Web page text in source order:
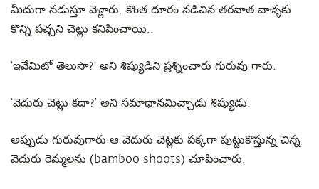
మీదుగా నడుస్తూ వెళ్లారు. కొంత దూరం నడిచిన తరవాత వాళ్ళకు
కొన్ని పచ్చని చెట్లు కనిపించాయి..
‘ఇవేమిటో తెలుసా?’ అని శిష్యుడిని ప్రశ్నించారు గురువు గారు.
‘వెదురు చెట్లు కదా?’ అని సమాధానమిచ్చాడు శిష్యుడు.
అప్పుడు గురువుగారు ఆ వెదురు చెట్లకు పక్కగా పుట్టుకొస్తున్న చిన్న
వెదురు రెమ్మలను (bamboo shoots) చూపించారు.